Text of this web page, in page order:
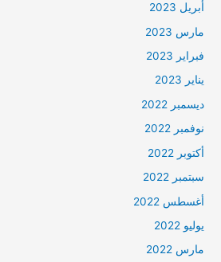
أبريل 2023
مارس 2023
فبراير 2023
يناير 2023
ديسمبر 2022
نوفمبر 2022
أكتوبر 2022
سبتمبر 2022
أغسطس 2022
يوليو 2022
مارس 2022